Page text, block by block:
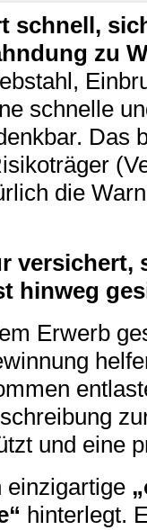
schnell,
zu
schnelle
Das
die
hinweg
Erwerb
und eine
einzigartige
hinterlegt.